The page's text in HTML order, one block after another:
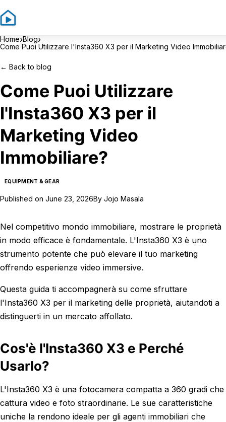
Home›Blog›
Come Puoi Utilizzare l'Insta360 X3 per il Marketing Video
← Back to blog
Come Puoi Utilizzare
l'Insta360 X3 per il
Marketing Video
Immobiliare?
EQUIPMENT & GEAR
Published on June 23, 2026By Jojo Masala
Nel competitivo mondo immobiliare, mostrare le proprietà
in modo efficace è fondamentale. L'Insta360 X3 è uno
strumento potente che può elevare il tuo marketing
offrendo esperienze video immersive.
Questa guida ti accompagnerà su come sfruttare
l'Insta360 X3 per il marketing delle proprietà, aiutandoti a
distinguerti in un mercato affollato.
Cos'è l'Insta360 X3 e Perché
Usarlo?
L'Insta360 X3 è una fotocamera compatta a 360 gradi che
cattura video e foto straordinarie. Le sue caratteristiche
uniche la rendono ideale per gli agenti immobiliari che